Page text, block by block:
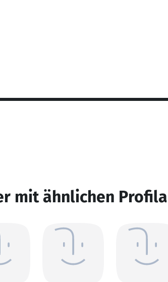
mit ähnlichen